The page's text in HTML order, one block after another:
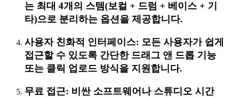
는 최대 4개의 스템(보컬 + 드럼 + 베이스 + 기
타)으로 분리하는 옵션을 제공합니다.
사용자 친화적 인터페이스: 모든 사용자가 쉽게
접근할 수 있도록 간단한 드래그 앤 드롭 기능
또는 클릭 업로드 방식을 지원합니다.
무료 접근: 비싼 소프트웨어나 스튜디오 시간